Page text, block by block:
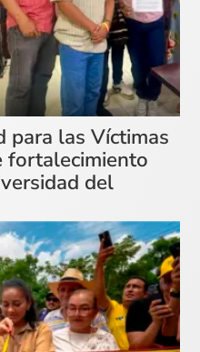
para las Víctimas
fortalecimiento
del